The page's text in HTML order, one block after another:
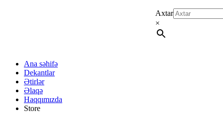
Axtar
×
Ana səhifə
Dekantlar
Ətirlər
Əlaqə
Haqqımızda
Store